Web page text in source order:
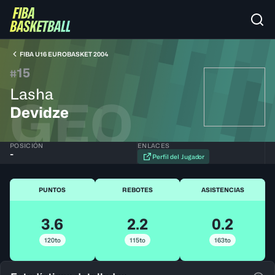
FIBA U16 EUROBASKET 2004
#15
Lasha
Devidze
GEO
POSICIÓN
-
ENLACES
Perfil del Jugador
PUNTOS
3.6
120to
REBOTES
2.2
115to
ASISTENCIAS
0.2
163to